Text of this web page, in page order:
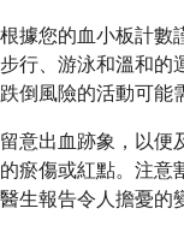
根據您的血小板計數
步行、游泳和溫和的
跌倒風險的活動可能
留意出血跡象，以便
的瘀傷或紅點。注意
醫生報告令人擔憂的